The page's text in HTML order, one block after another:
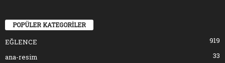
POPÜLER KATEGORİLER
EĞLENCE
919
ana-resim
33